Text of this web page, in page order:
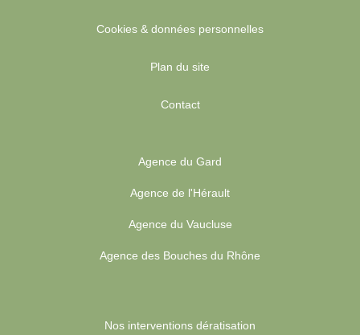
Cookies & données personnelles
Plan du site
Contact
Agence du Gard
Agence de l'Hérault
Agence du Vaucluse
Agence des Bouches du Rhône
Nos interventions dératisation